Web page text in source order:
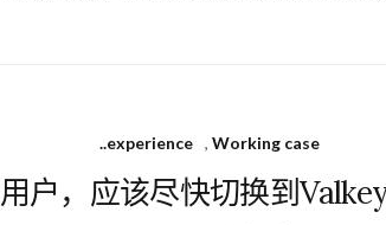
..experience , Working case
户，应该尽快切换到